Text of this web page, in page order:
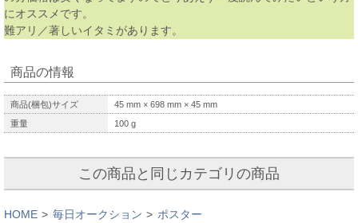
にオススメです。
難アリ／著しいイタミがあります。
商品の情報
商品(梱包)サイズ 45 mm × 698 mm × 45 mm
重量
100 g
この商品と同じカテゴリの商品
HOME 毎日オークション
ポスター